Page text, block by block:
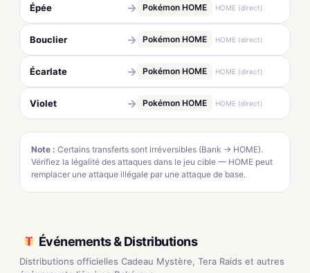
Épée → Pokémon HOME HOME (direct)
Bouclier → Pokémon HOME HOME (direct)
Écarlate → Pokémon HOME HOME (direct)
Violet → Pokémon HOME HOME (direct)
Note : Certains transferts sont irréversibles (Bank → HOME).
Vérifiez la légalité des attaques dans le jeu cible — HOME peut
remplacer une attaque illégale par une attaque de base.
Événements & Distributions
Distributions officielles Cadeau Mystère, Tera Raids et autres